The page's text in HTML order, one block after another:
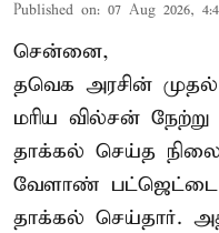
Published on: 07 Aug 2026,
சென்னை,
தவெக அரசின்
மரிய வில்சன்
தாக்கல் செய்த
வேளாண்
தாக்கல் செய்தார்.